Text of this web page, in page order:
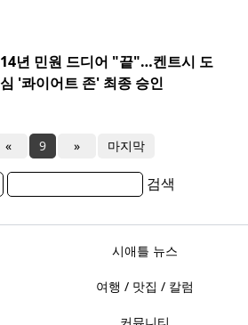
14년 민원 드디어 "끝"…켄트시 도
심 '콰이어트 존' 최종 승인
9 마지막
검색
시애틀 뉴스
여행 / 맛집 / 칼럼
커뮤니티